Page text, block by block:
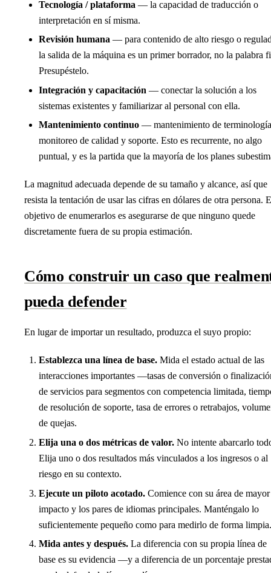
Tecnología / plataforma — la capacidad de traducción o
interpretación en sí misma.
Revisión humana — para contenido de alto riesgo o
la salida de la máquina es un primer borrador, no la palabra
Presupéstelo.
Integración y capacitación — conectar la solución a los
sistemas existentes y familiarizar al personal con ella.
Mantenimiento continuo — mantenimiento de
monitoreo de calidad y soporte. Esto es recurrente, no algo
puntual, y es la partida que la mayoría de los planes
La magnitud adecuada depende de su tamaño y alcance, así que
resista la tentación de usar las cifras en dólares de otra persona.
objetivo de enumerarlos es asegurarse de que ninguno quede
discretamente fuera de su propia estimación.
Cómo construir un caso que
pueda defender
En lugar de importar un resultado, produzca el suyo propio:
Establezca una línea de base. Mida el estado actual de las
interacciones importantes —tasas de conversión o
de servicios para segmentos con competencia limitada,
de resolución de soporte, tasa de errores o retrabajos,
de quejas.
Elija una o dos métricas de valor. No intente abarcarlo
Elija uno o dos resultados más vinculados a los ingresos o al
riesgo en su contexto.
Ejecute un piloto acotado. Comience con su área de mayor
impacto y los pares de idiomas principales. Manténgalo lo
suficientemente pequeño como para medirlo de forma limpia.
Mida antes y después. La diferencia con su propia línea de
base es su evidencia —y a diferencia de un porcentaje